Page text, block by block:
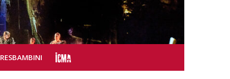
RESBAMBINI